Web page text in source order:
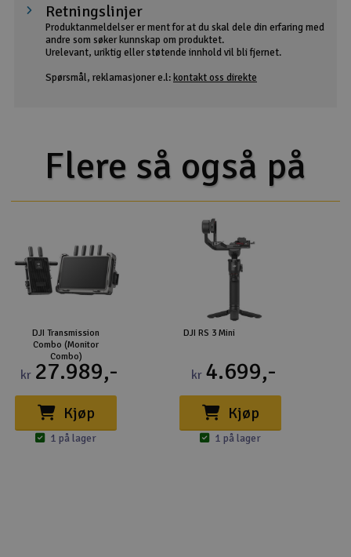
Retningslinjer
Produktanmeldelser er ment for at du skal dele din erfaring med
andre som søker kunnskap om produktet.
Urelevant, uriktig eller støtende innhold vil bli fjernet.
Spørsmål, reklamasjoner e.l: kontakt oss direkte
Flere så også på
DJI Transmission
Combo (Monitor
Combo)
kr 27.989,-
Kjøp
1 på lager
DJI RS 3 Mini
kr 4.699,-
Kjøp
1 på lager